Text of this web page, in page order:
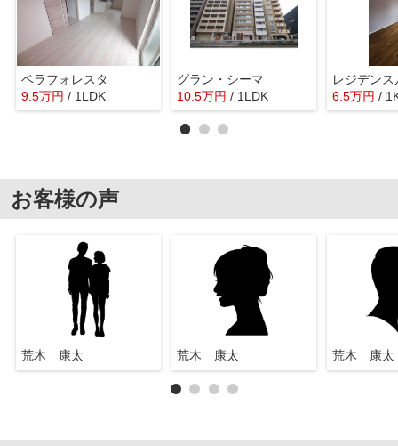
ベラフォレスタ
9.5万円 / 1LDK
グラン・シーマ
10.5万円 / 1LDK
レジデン
6.5万円 /
お客様の声
荒木 康太 荒木 康太 荒木 康太